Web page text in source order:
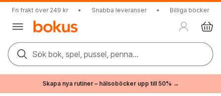
Fri frakt över 249 kr • Snabba leveranser • Billiga böcker
Sök bok, spel, pussel, penna...
Skapa nya rutiner – hälsoböcker upp till 50% →